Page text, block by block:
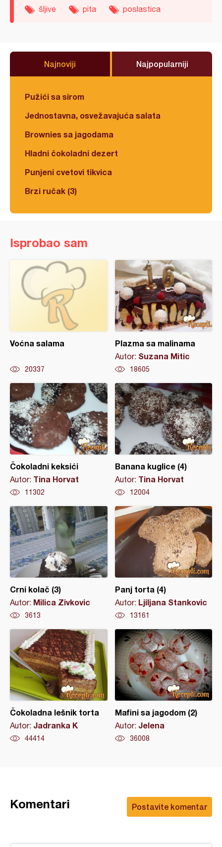
šljive pita poslastica
Najnoviji Najpopularniji
Pužići sa sirom
Jednostavna, osvežavajuća salata
Brownies sa jagodama
Hladni čokoladni dezert
Punjeni cvetovi tikvica
Brzi ručak (3)
Isprobao sam
Voćna salama
20337
Plazma sa malinama
Autor: Suzana Mitic
18605
Čokoladni keksići
Autor: Tina Horvat
11302
Banana kuglice (4)
Autor: Tina Horvat
12004
Crni kolač (3)
Autor: Milica Zivkovic
3613
Panj torta (4)
Autor: Ljiljana Stankovic
13161
Čokoladna lešnik torta
Autor: Jadranka K
44414
Mafini sa jagodom (2)
Autor: Jelena
36008
Postavite komentar
Komentari